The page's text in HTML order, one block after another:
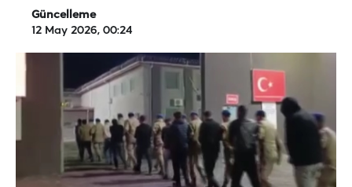
Güncelleme
12 May 2026, 00:24